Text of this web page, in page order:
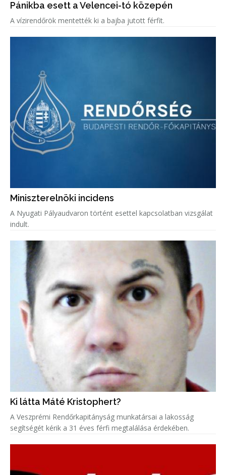
Pánikba esett a Velencei-tó közepén
A vízirendőrök mentették ki a bajba jutott férfit.
Miniszterelnöki incidens
A Nyugati Pályaudvaron történt esettel kapcsolatban vizsgálat
indult.
Ki látta Máté Kristophert?
A Veszprémi Rendőrkapitányság munkatársai a lakosság
segítségét kérik a 31 éves férfi megtalálása érdekében.